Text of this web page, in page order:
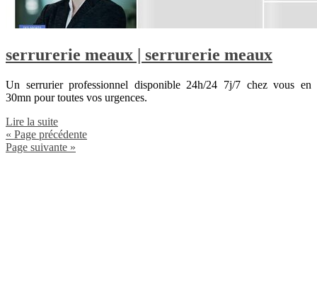
serrurerie meaux | serrurerie meaux
Un serrurier professionnel disponible 24h/24 7j/7 chez vous en
30mn pour toutes vos urgences.
Lire la suite
« Page précédente
Page suivante »